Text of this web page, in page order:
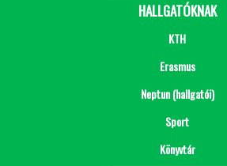
HALLGATÓKNAK
KTH
Erasmus
Neptun (hallgatói)
Sport
Könyvtár